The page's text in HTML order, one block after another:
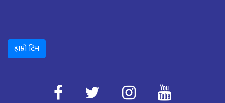
हाम्रो टिम